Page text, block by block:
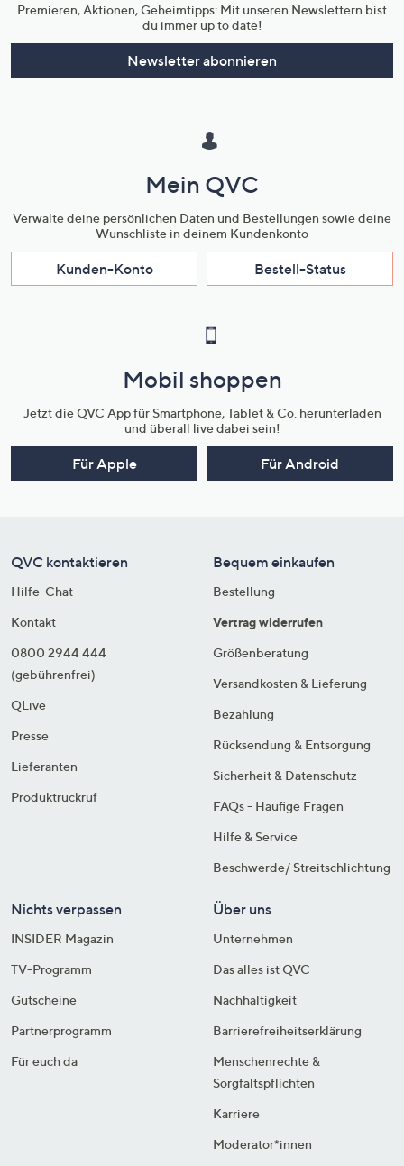
Premieren, Aktionen, Geheimtipps: Mit unseren Newslettern bist
du immer up to date!
Newsletter abonnieren
Mein QVC
Verwalte deine persönlichen Daten und Bestellungen sowie deine
Wunschliste in deinem Kundenkonto
Kunden-Konto Bestell-Status
Mobil shoppen
Jetzt die QVC App für Smartphone, Tablet & Co. herunterladen
und überall live dabei sein!
Für Apple Für Android
QVC kontaktieren
Hilfe-Chat
Kontakt
0800 2944 444
(gebührenfrei)
QLive
Presse
Lieferanten
Produktrückruf
Bequem einkaufen
Bestellung
Vertrag widerrufen
Größenberatung
Versandkosten & Lieferung
Bezahlung
Rücksendung & Entsorgung
Sicherheit & Datenschutz
FAQs - Häufige Fragen
Hilfe & Service
Beschwerde/ Streitschlichtung
Nichts verpassen
INSIDER Magazin
TV-Programm
Gutscheine
Partnerprogramm
Für euch da
Über uns
Unternehmen
Das alles ist QVC
Nachhaltigkeit
Barrierefreiheitserklärung
Menschenrechte &
Sorgfaltspflichten
Karriere
Moderator*innen